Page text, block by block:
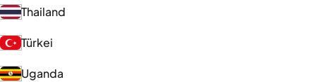
Thailand
Türkei
Uganda